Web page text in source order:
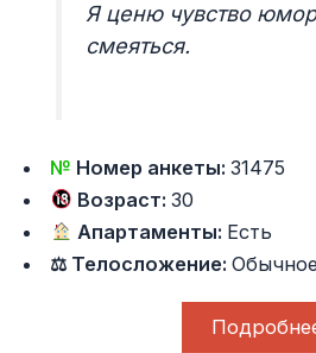
Я ценю чувство
смеяться.
№ Номер анкеты:31475
Возраст:30
Апартаменты: Есть
⚖ Телосложение: